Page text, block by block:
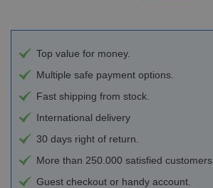
Top value for money.
Multiple safe payment options.
Fast shipping from stock.
International delivery
30 days right of return.
More than 250.000 satisfied customers.
Guest checkout or handy account.